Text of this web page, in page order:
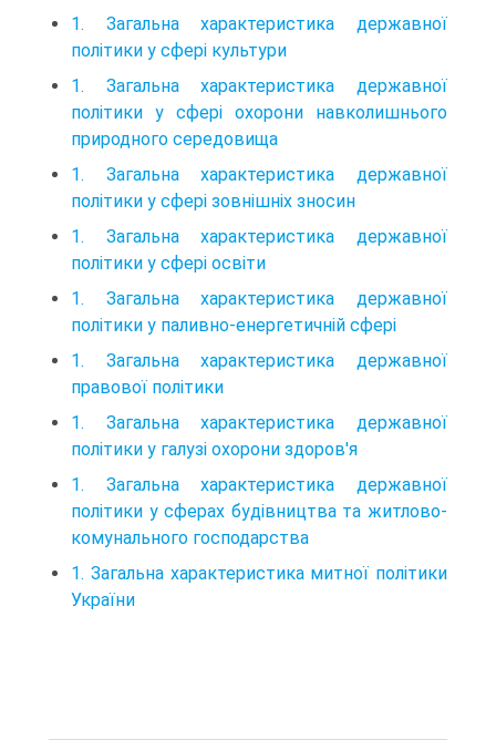
1. Загальна характеристика державної
політики у сфері культури
1. Загальна характеристика державної
політики у сфері охорони навколишнього
природного середовища
1. Загальна характеристика державної
політики у сфері зовнішніх зносин
1. Загальна характеристика державної
політики у сфері освіти
1. Загальна характеристика державної
політики у паливно-енергетичній сфері
1. Загальна характеристика державної
правової політики
1. Загальна характеристика державної
політики у галузі охорони здоров'я
1. Загальна характеристика державної
політики у сферах будівництва та житлово-
комунального господарства
1. Загальна характеристика митної політики
України